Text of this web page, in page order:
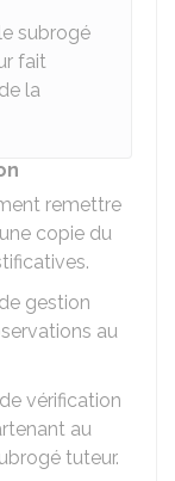
subrogé
fait
la
remettre
copie du
gestion
au
vérification
au
tuteur.